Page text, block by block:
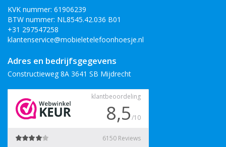
KVK nummer: 61906239
BTW nummer: NL8545.42.036 B01
+31 297547258
klantenservice@mobieletelefoonhoesje.nl
Adres en bedrijfsgegevens
Constructieweg 8A 3641 SB Mijdrecht